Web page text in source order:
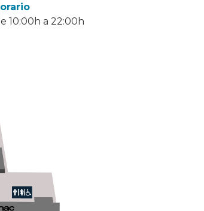
10:00h a 22:00h